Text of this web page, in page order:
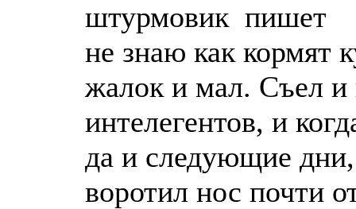
штурмовик пишет
не знаю как кормят
жалок и мал. Съел и
интелегентов, и
да и следующие
воротил нос почти